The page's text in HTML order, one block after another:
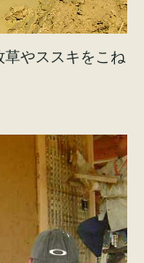
草やススキをこね